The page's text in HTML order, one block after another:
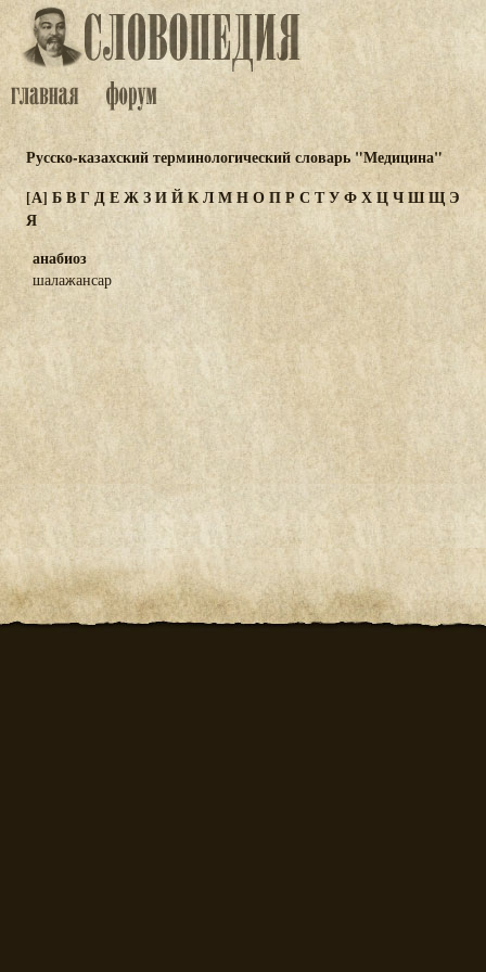
Русско-казахский терминологический словарь "Медицина"
[А] БВГДЕЖЗИЙКЛМНОПРСТУФХЦЧШЩ Э
Я
анабиоз
шалажансар